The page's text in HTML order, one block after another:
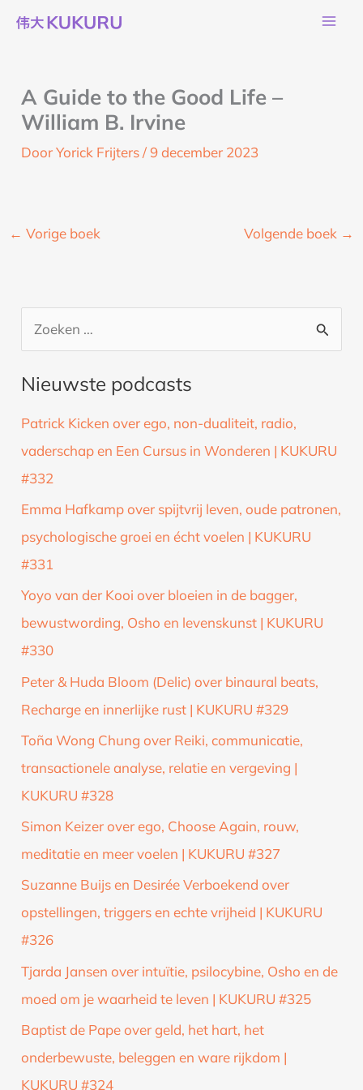
naar
A Guide to the Good Life –
William B. Irvine
DoorYorick Frijters/9 december 2023
← Vorige boek Volgende boek →
e
k
a
Nieuwste podcasts
Patrick Kicken over ego, non-dualiteit, radio,
vaderschap en Een Cursus in Wonderen | KUKURU
#332
Emma Hafkamp over spijtvrij leven, oude patronen,
psychologische groei en écht voelen | KUKURU
#331
Yoyo van der Kooi over bloeien in de bagger,
bewustwording, Osho en levenskunst | KUKURU
#330
Peter & Huda Bloom (Delic) over binaural beats,
Recharge en innerlijke rust | KUKURU #329
Toña Wong Chung over Reiki, communicatie,
transactionele analyse, relatie en vergeving |
KUKURU #328
Simon Keizer over ego, Choose Again, rouw,
meditatie en meer voelen | KUKURU #327
Suzanne Buijs en Desirée Verboekend over
opstellingen, triggers en echte vrijheid | KUKURU
#326
Tjarda Jansen over intuïtie, psilocybine, Osho en de
moed om je waarheid te leven | KUKURU #325
Baptist de Pape over geld, het hart, het
onderbewuste, beleggen en ware rijkdom |
KUKURU #324